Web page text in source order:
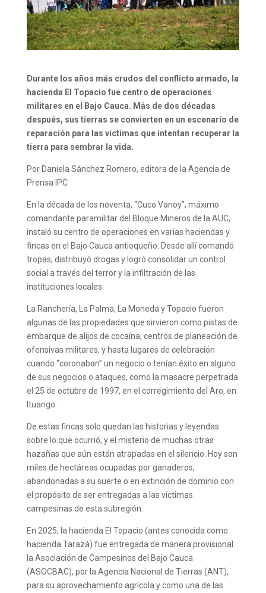
Durante los años más crudos del conflicto armado, la
hacienda El Topacio fue centro de operaciones
militares en el Bajo Cauca. Más de dos décadas
después, sus tierras se convierten en un escenario de
reparación para las víctimas que intentan recuperar la
tierra para sembrar la vida.
Por Daniela Sánchez Romero, editora de la Agencia de
Prensa IPC
En la década de los noventa, “Cuco Vanoy”, máximo
comandante paramilitar del Bloque Mineros de la AUC,
instaló su centro de operaciones en varias haciendas y
fincas en el Bajo Cauca antioqueño. Desde allí comandó
tropas, distribuyó drogas y logró consolidar un control
social a través del terror y la infiltración de las
instituciones locales.
La Ranchería, La Palma, La Moneda y Topacio fueron
algunas de las propiedades que sirvieron como pistas de
embarque de alijos de cocaína, centros de planeación de
ofensivas militares, y hasta lugares de celebración
cuando “coronaban” un negocio o tenían éxito en alguno
de sus negocios o ataques, como la masacre perpetrada
el 25 de octubre de 1997, en el corregimiento del Aro, en
Ituango.
De estas fincas solo quedan las historias y leyendas
sobre lo que ocurrió, y el misterio de muchas otras
hazañas que aún están atrapadas en el silencio. Hoy son
miles de hectáreas ocupadas por ganaderos,
abandonadas a su suerte o en extinción de dominio con
el propósito de ser entregadas a las víctimas
campesinas de esta subregión.
En 2025, la hacienda El Topacio (antes conocida como
hacienda Tarazá) fue entregada de manera provisional
la Asociación de Campesinos del Bajo Cauca
(ASOCBAC), por la Agencia Nacional de Tierras (ANT),
para su aprovechamiento agrícola y como una de las